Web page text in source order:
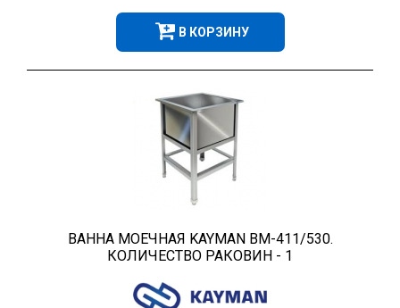
В КОРЗИНУ
ВАННА МОЕЧНАЯ KAYMAN ВМ-411/530.
КОЛИЧЕСТВО РАКОВИН - 1